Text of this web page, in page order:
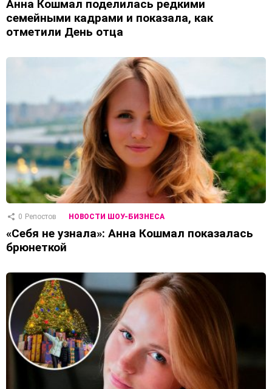
Анна Кошмал поделилась редкими
семейными кадрами и показала, как
отметили День отца
0 Репостов НОВОСТИ ШОУ-БИЗНЕСА
«Себя не узнала»: Анна Кошмал показалась
брюнеткой